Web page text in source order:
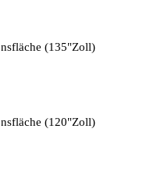
(135"Zoll)
(120"Zoll)